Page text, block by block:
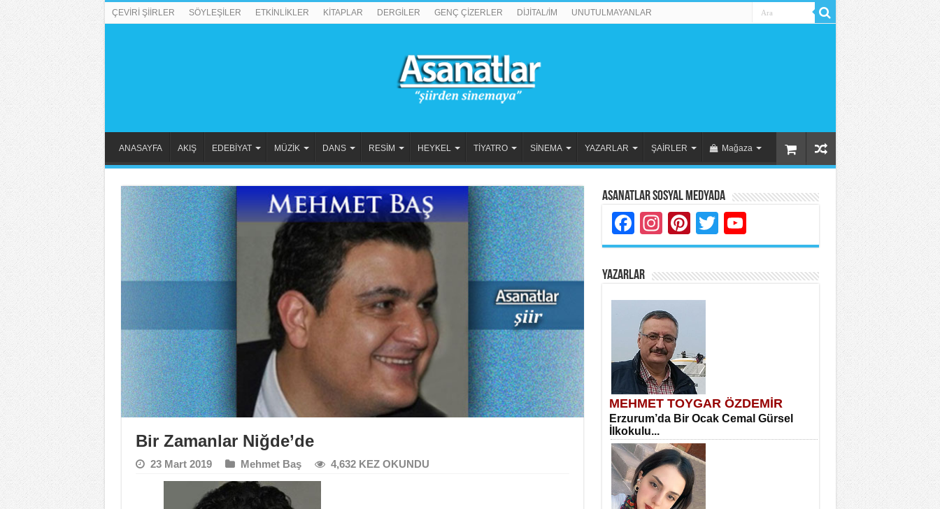
ÇEVİRİ ŞİİRLER SÖYLEŞİLER ETKİNLİKLER KİTAPLAR DERGİLER GENÇ ÇİZERLER DİJİTAL/İM UNUTULMAYANLAR
ANASAYFA AKIŞ EDEBİYAT MÜZİK DANS RESİM HEYKEL TİYATRO SİNEMA YAZARLAR ŞAİRLER Mağaza
Bir Zamanlar Niğde’de
23 Mart 2019 Mehmet Baş 4,632 KEZ OKUNDU
Asanatlar Sosyal Medyada
Facebook
Instagram
Pinterest
Twitter
YAZARLAR
MEHMET TOYGAR ÖZDEMİR
Erzurum’da Bir Ocak Cemal Gürsel
İlkokulu...